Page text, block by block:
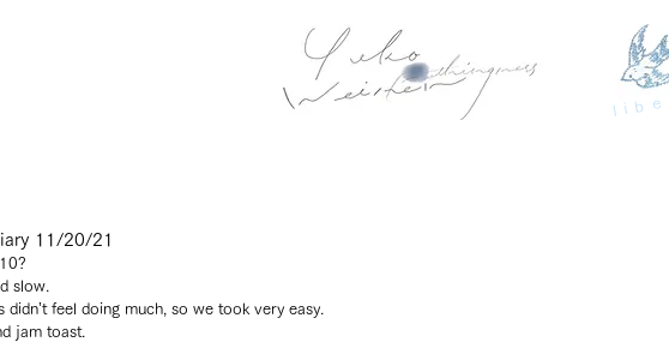
11/20/21
slow.
didn’t feel doing much, so we took very easy.
jam toast.